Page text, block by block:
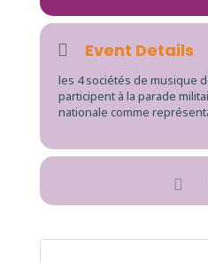
Event Details
les 4 sociétés de musique
participent à la parade
nationale comme